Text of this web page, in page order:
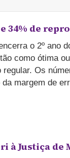
34% de
o 2º ano
como ótima
Os
margem de
à Justiça de